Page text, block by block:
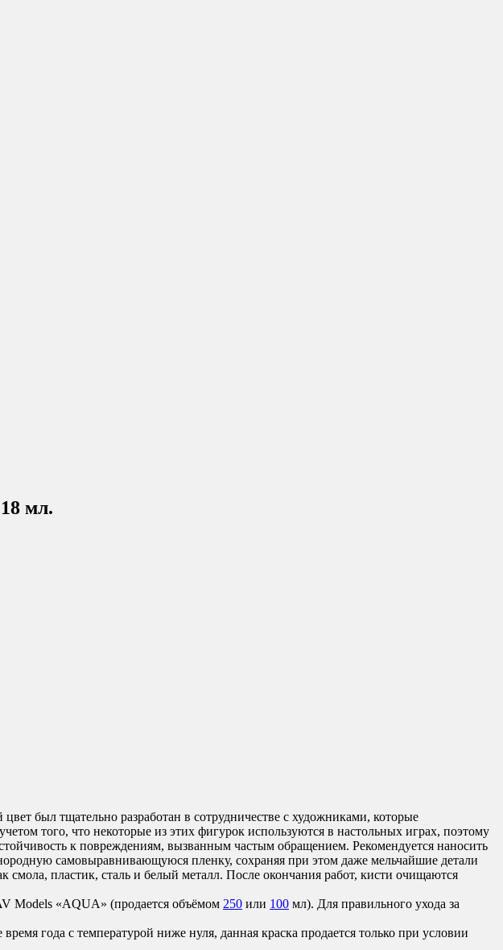
мл.
был тщательно разработан в сотрудничестве с художниками, которые
того, что некоторые из этих фигурок используются в настольных играх, поэтому
к повреждениям, вызванным частым обращением. Рекомендуется наносить
самовыравнивающуюся пленку, сохраняя при этом даже мельчайшие детали
пластик, сталь и белый металл. После окончания работ, кисти очищаются
Models «AQUA» (продается объёмом 250 или 100 мл). Для правильного ухода за
года с температурой ниже нуля, данная краска продается только при условии